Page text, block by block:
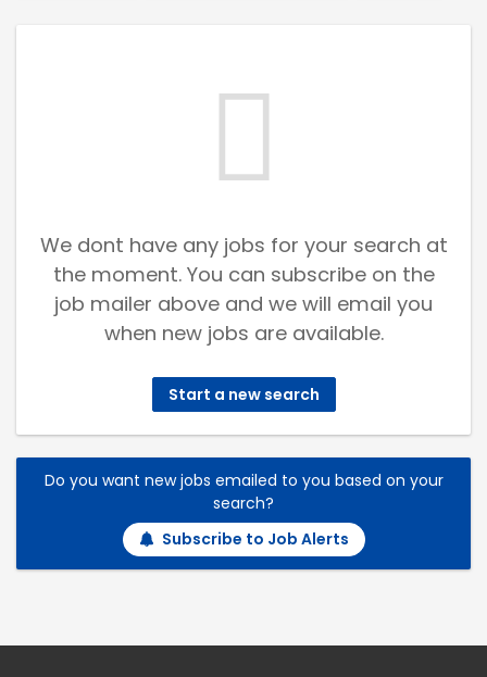
We dont have any jobs for your search at
the moment. You can subscribe on the
job mailer above and we will email you
when new jobs are available.
Start a new search
Do you want new jobs emailed to you based on your
search?
Subscribe to Job Alerts